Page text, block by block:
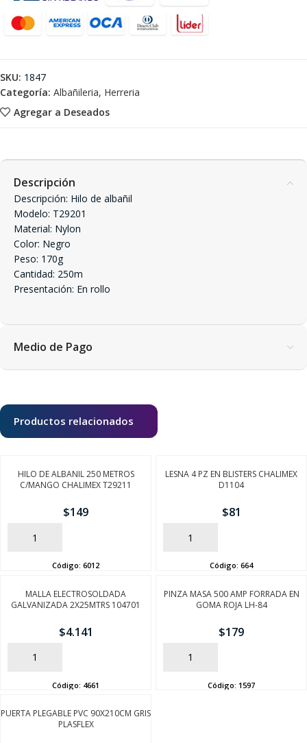
Agregar a Deseados
SKU: 1847
Categoría: Albañileria, Herreria
Descripción
Descripción: Hilo de albañil
Modelo: T29201
Material: Nylon
Color: Negro
Peso: 170g
Cantidad: 250m
Presentación: En rollo
Medio de Pago
Productos relacionados
HILO DE ALBANIL 250 METROS
C/MANGO CHALIMEX T29211
$149
AÑADIR
Código: 6012
LESNA 4 PZ EN BLISTERS CHALIMEX
D1104
$81
AÑADIR
Código: 664
MALLA ELECTROSOLDADA
GALVANIZADA 2X25MTRS 104701
$4.141
AÑADIR
Código: 4661
PINZA MASA 500 AMP FORRADA EN
GOMA ROJA LH-84
$179
AÑADIR
Código: 1597
PUERTA PLEGABLE PVC 90X210CM GRIS
PLASFLEX